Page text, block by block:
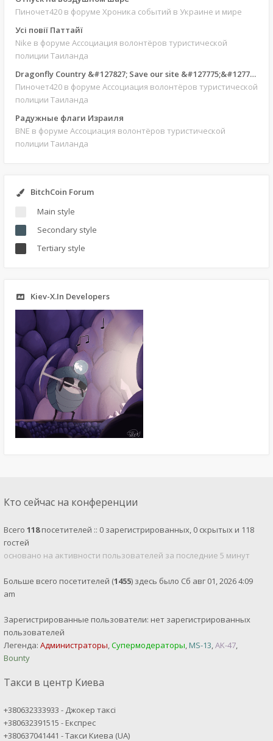
Пиночет420 в форуме Хроника событий в Украине и мире
Усі повії Паттайї
Nike в форуме Ассоциация волонтёров туристической
полиции Таиланда
Dragonfly Country &#127827; Save our site &#127775;&#127769;
Пиночет420 в форуме Ассоциация волонтёров туристической
полиции Таиланда
Радужные флаги Израиля
BNE в форуме Ассоциация волонтёров туристической
полиции Таиланда
BitchCoin Forum
Main style
Secondary style
Tertiary style
Kiev-X.In Developers
Кто сейчас на конференции
Всего 118посетителей :: 0 зарегистрированных, 0 скрытых и 118
гостей
основано на активности пользователей за последние 5 минут
Больше всего посетителей (1455) здесь было Сб авг 01, 2026 4:09
am
Зарегистрированные пользователи: нет зарегистрированных
пользователей
Легенда: Администраторы,Супермодераторы,MS-13,AK-47,
Bounty
Такси в центр Киева
+380632333933 - Джокер таксі
+380632391515 - Експрес
+380637041441 - Такси Киева (UA)